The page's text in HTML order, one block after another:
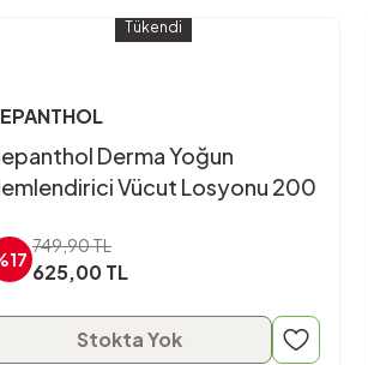
Tükendi
Derma Yoğun
Vücut Losyonu 200
749,90 TL
625,00 TL
Stokta Yok